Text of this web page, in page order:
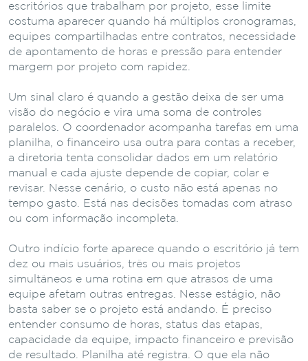
escritórios que trabalham por projeto, esse limite
costuma aparecer quando há múltiplos cronogramas,
equipes compartilhadas entre contratos, necessidade
de apontamento de horas e pressão para entender
margem por projeto com rapidez.
Um sinal claro é quando a gestão deixa de ser uma
visão do negócio e vira uma soma de controles
paralelos. O coordenador acompanha tarefas em uma
planilha, o financeiro usa outra para contas a receber,
a diretoria tenta consolidar dados em um relatório
manual e cada ajuste depende de copiar, colar e
revisar. Nesse cenário, o custo não está apenas no
tempo gasto. Está nas decisões tomadas com atraso
ou com informação incompleta.
Outro indício forte aparece quando o escritório já tem
dez ou mais usuários, três ou mais projetos
simultâneos e uma rotina em que atrasos de uma
equipe afetam outras entregas. Nesse estágio, não
basta saber se o projeto está andando. É preciso
entender consumo de horas, status das etapas,
capacidade da equipe, impacto financeiro e previsão
de resultado. Planilha até registra. O que ela não